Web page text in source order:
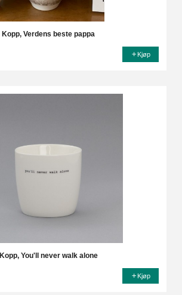
Kopp, Verdens beste pappa
Kjøp
Kopp, You'll never walk alone
Kjøp